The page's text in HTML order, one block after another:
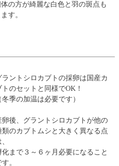
の方が綺麗な白色と羽の斑点も
す。
ラントシロカブトの採卵は国産カ
トのセットと同様でOK！
冬季の加温は必要です）
卵後、グラントシロカブトが他の
類のカブトムシと大きく異なる点
化まで３～６ヶ月必要になること
。